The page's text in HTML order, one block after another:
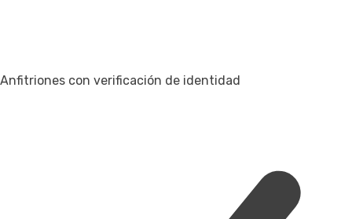
Anfitriones con verificación de identidad